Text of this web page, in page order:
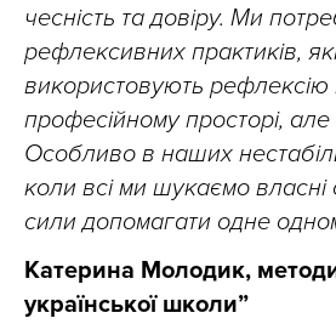
чесність та довіру. Ми
рефлексивних практиків,
використовують
професійному просторі,
Особливо в наших
коли всі ми шукаємо
сили допомагати одне
Катерина Молодик,
української школи”